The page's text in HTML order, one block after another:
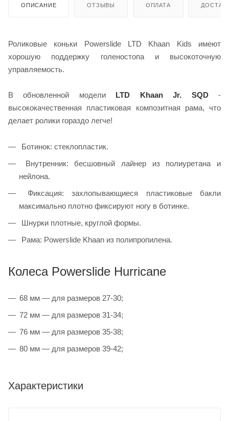
ОПИСАНИЕ ОТЗЫВЫ ОПЛАТА
Роликовые коньки Powerslide LTD Khaan Kids имеют
хорошую поддержку голеностопа и высокоточную
управляемость.
В обновленной модели LTD Khaan Jr. SQD-
высококачественная пластиковая композитная рама, что
делает ролики гораздо легче!
Ботинок: стеклопластик.
Внутренник: бесшовный лайнер из полиуретана и
нейлона.
Фиксация: захлопывающиеся пластиковые бакли
максимально плотно фиксируют ногу в ботинке.
Шнурки плотные, круглой формы.
Рама: Powerslide Khaan из полипропилена.
Колеса Powerslide Hurricane
68 мм — для размеров 27-30;
72 мм — для размеров 31-34;
76 мм — для размеров 35-38;
80 мм — для размеров 39-42;
Характеристики